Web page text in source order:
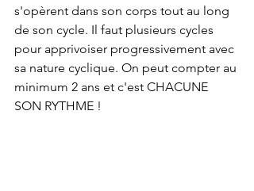
s'opèrent dans son corps tout au long
de son cycle. Il faut plusieurs cycles
pour apprivoiser progressivement avec
sa nature cyclique. On peut compter au
minimum 2 ans et c'est CHACUNE
SON RYTHME !